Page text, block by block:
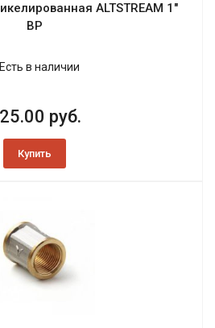
ALTSTREAM 1"
ВР
Есть в наличии
руб.
Купить